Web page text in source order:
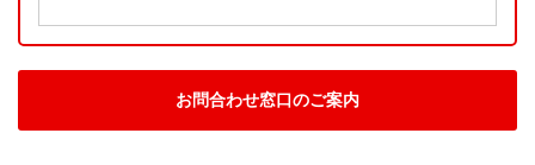
お問合わせ窓口のご案内